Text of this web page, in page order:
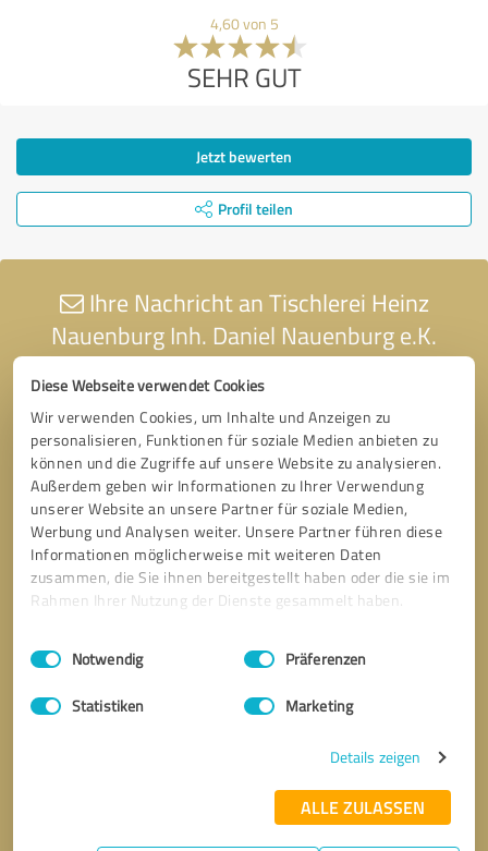
Diese Webseite verwendet Cookies
Wir verwenden Cookies, um Inhalte und Anzeigen zu
personalisieren, Funktionen für soziale Medien anbieten zu
können und die Zugriffe auf unsere Website zu analysieren.
Außerdem geben wir Informationen zu Ihrer Verwendung
unserer Website an unsere Partner für soziale Medien,
Werbung und Analysen weiter. Unsere Partner führen diese
Informationen möglicherweise mit weiteren Daten
zusammen, die Sie ihnen bereitgestellt haben oder die sie im
Rahmen Ihrer Nutzung der Dienste gesammelt haben.
Impressum Datenschutzbestimmungen
Einwilligungsauswahl
Notwendig Präferenzen
Statistiken Marketing
Details zeigen
ALLE ZULASSEN
4,60 von 5
SEHR GUT
Jetzt bewerten
Profil teilen
Ihre Nachricht an Tischlerei Heinz
Nauenburg Inh. Daniel Nauenburg e.K.
* Erforderliche Angaben